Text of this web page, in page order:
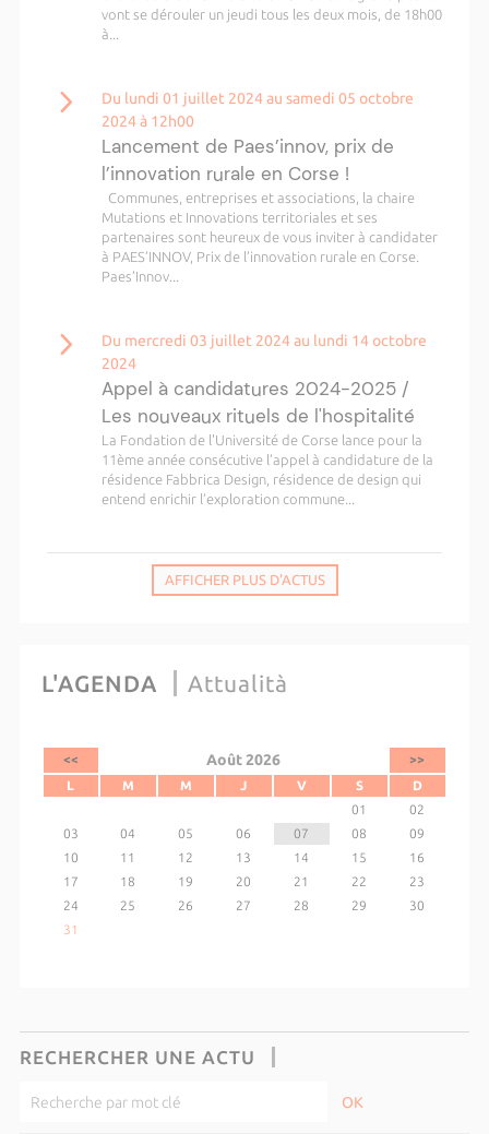
vont se dérouler un jeudi tous les deux mois, de 18h00
à...
Du lundi 01 juillet 2024 au samedi 05 octobre
2024 à 12h00
Lancement de Paes’innov, prix de
l’innovation rurale en Corse !
Communes, entreprises et associations, la chaire
Mutations et Innovations territoriales et ses
partenaires sont heureux de vous inviter à candidater
à PAES’INNOV, Prix de l’innovation rurale en Corse.
Paes’Innov...
Du mercredi 03 juillet 2024 au lundi 14 octobre
2024
Appel à candidatures 2024-2025 /
Les nouveaux rituels de l'hospitalité
La Fondation de l'Université de Corse lance pour la
11ème année consécutive l’appel à candidature de la
résidence Fabbrica Design, résidence de design qui
entend enrichir l’exploration commune...
AFFICHER PLUS D'ACTUS
L'AGENDA Attualità
<< Août 2026
>>
L
M M J V S
D
01
02
03
04 05 06 07 08
09
10
11 12 13 14 15
16
17
18 19 20 21 22
23
24
25 26 27 28 29
30
31
RECHERCHER UNE ACTU